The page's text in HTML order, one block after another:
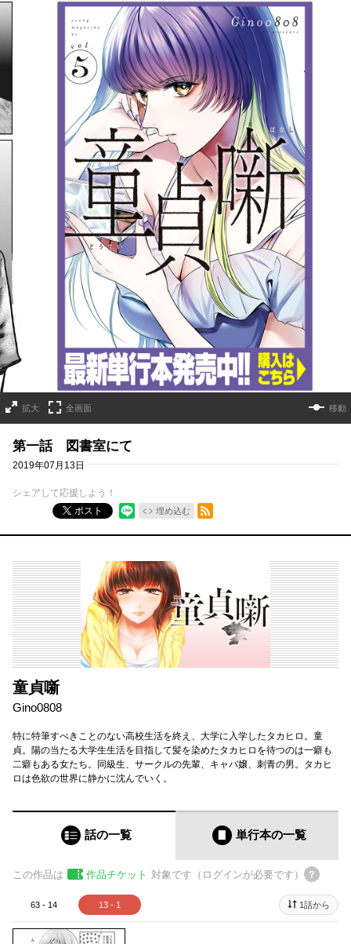
詳細ページへのリンク
拡大 全画面 移動
第一話 図書室にて
2019年07月13日
シェアして応援しよう！
ポスト
埋め込む
RSSフィード
童貞噺
Gino0808
特に特筆すべきことのない高校生活を終え、大学に入学したタカヒロ。童
貞。陽の当たる大学生生活を目指して髪を染めたタカヒロを待つのは一癖も
二癖もある女たち。同級生、サークルの先輩、キャバ嬢、刺青の男。タカヒ
ロは色欲の世界に静かに沈んでいく。
話の一覧 単行本の一覧
この作品は 作品チケット 対象です（ログインが必要です）
63 - 14 13 - 1 1話から